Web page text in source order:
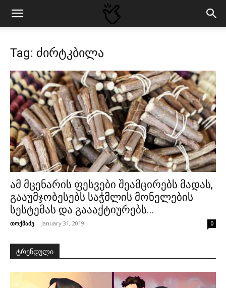
Tag: ძირტკბილა
ამ მცენარის ფესვები შეამცირებს მადას,
გააუმჯობესებს საჭმლის მონელების
სესტემას და გაააქტიურებს...
თოქმაძე - January 31, 2019 0
ტრენდული